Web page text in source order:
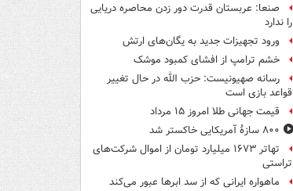
صنعا: عربستان قدرت دور زدن محاصره دریایی
را ندارد
ورود تجهیزات جدید به یگان‌های ارتش
خشم ترامپ از افشای کمبود موشک
رسانه صهیونیست: حزب الله در حال تغییر
قواعد بازی است
قیمت جهانی طلا امروز ۱۵ مرداد
۸۰۰ سازۀ آمریکایی خاکستر شد
تهاتر ۱۶۷۳ میلیارد تومان از اموال شرکت‌های
تراستی
ماهواره ایرانی که از سد ابرها عبور می‌کند